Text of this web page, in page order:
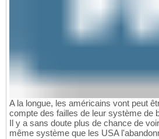
A la longue, les américains vont peut
compte des failles de leur système de
Il y a sans doute plus de chance de
même système que les USA